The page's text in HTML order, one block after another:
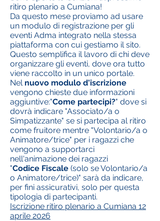
ritiro plenario a Cumiana!
Da questo mese proviamo ad usare
un modulo di registrazione per gli
eventi Adma integrato nella stessa
piattaforma con cui gestiamo il sito.
Questo semplifica il lavoro di chi deve
organizzare gli eventi, dove ora tutto
viene raccolto in un unico portale.
Nel nuovo modulo d'iscrizione
vengono chieste due informazioni
aggiuntive:"Come partecipi?" dove si
dovrà indicare "Associato/a o
Simpatizzante" se si partecipa al ritiro
come fruitore mentre "Volontario/a o
Animatore/trice" per i ragazzi che
vengono a supportarci
nell'animazione dei ragazzi
"Codice Fiscale (solo se Volontario/a
o Animatore/trice)" sarà da indicare,
per fini assicurativi, solo per questa
tipologia di partecipanti.
Iscrizione ritiro plenario a Cumiana 12
aprile 2026